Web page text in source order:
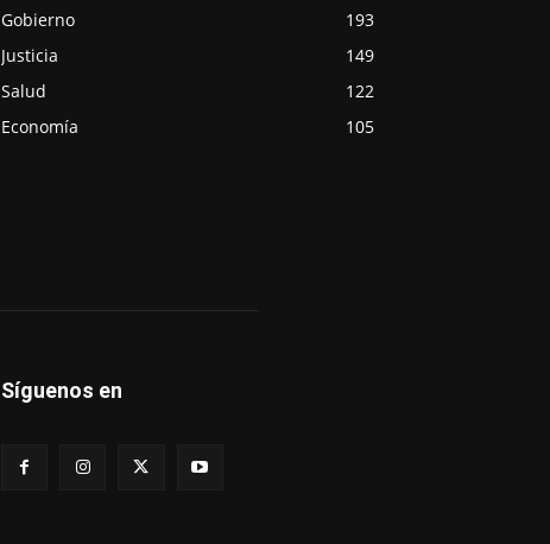
Gobierno
193
Justicia
149
Salud
122
Economía
105
Síguenos en